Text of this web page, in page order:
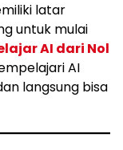
latar
untuk mulai
AI dari Nol
AI
langsung bisa